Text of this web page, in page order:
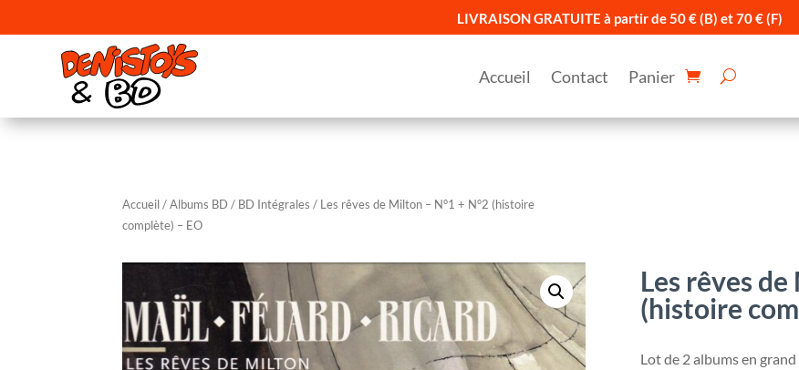
LIVRAISON GRATUITE à partir de 50 € (B) et 70 € (F)
Accueil Contact Panier
Accueil/Albums BD / BD Intégrales / Les rêves de Milton – N°1 + N°2 (histoire
complète) – EO
Les rêves
(histoire
Lot de 2 albums en